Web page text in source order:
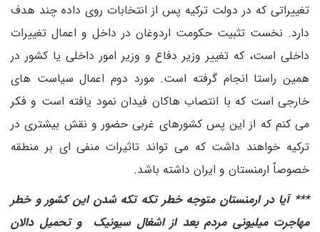
تغییراتی که در دولت ترکیه پس از انتخابات روی داده چند هدف
دارد. نخست تثبیت حکومت اردوغان در داخل و اعمال تغییرات
داخلی است، که تغییر وزیر دفاع و وزیر امور داخلی یا کشور در
همین راستا انجام گرفته است. مورد دوم اعمال سیاست های
خارجی است که با انتصاب هاکان فیدان نمود یافته است و فکر
می کنم که از این پس کشورهای غربی حضور و نقش بیشتری در
ترکیه خواهند داشت که می تواند تاثیرات منفی ای بر منطقه
خصوصاٌ ارمنستان و ایران داشته باشد.
*** آیا در ارمنستان متوجه خطر تکه تکه شدن این کشور و خطر
مهاجرت میلیونی مردم بعد از اشغال سیونیک و تحمیل دالان